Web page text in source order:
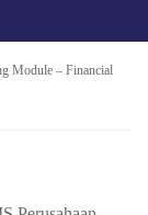
Module – Financial